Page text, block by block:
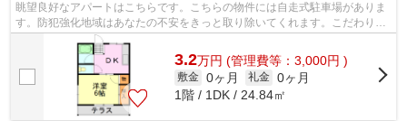
眺望良好なアパートはこちらです。こちらの物件には自走式駐車場がありま
す。防犯強化地域はあなたの不安をきっと取り除いてくれます。こだわりポ
イント満載のそが野ハイツ。エバンス...
3.2万円 (管理費等：3,000円 )
敷金 0ヶ月 礼金 0ヶ月
1階 / 1DK / 24.84㎡